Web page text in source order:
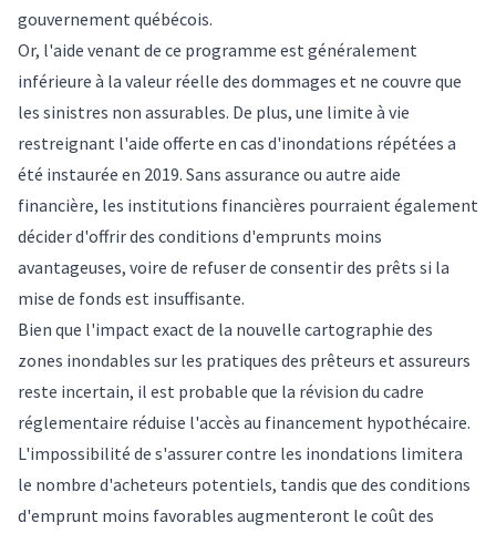
gouvernement québécois.
Or, l'aide venant de ce programme est généralement
inférieure à la valeur réelle des dommages et ne couvre que
les sinistres non assurables. De plus, une limite à vie
restreignant l'aide offerte en cas d'inondations répétées a
été instaurée en 2019. Sans assurance ou autre aide
financière, les institutions financières pourraient également
décider d'offrir des conditions d'emprunts moins
avantageuses, voire de refuser de consentir des prêts si la
mise de fonds est insuffisante.
Bien que l'impact exact de la nouvelle cartographie des
zones inondables sur les pratiques des prêteurs et assureurs
reste incertain, il est probable que la révision du cadre
réglementaire réduise l'accès au financement hypothécaire.
L'impossibilité de s'assurer contre les inondations limitera
le nombre d'acheteurs potentiels, tandis que des conditions
d'emprunt moins favorables augmenteront le coût des